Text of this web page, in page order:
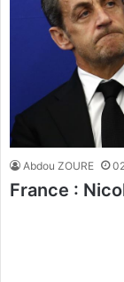
Abdou ZOURE
France :